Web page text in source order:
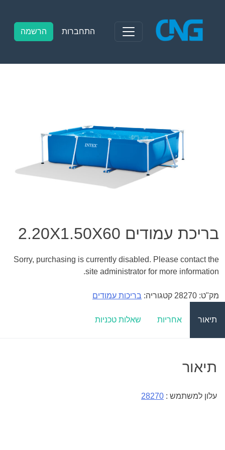
content
התחברות הרשמה
בריכת עמודים 2.20X1.50X60
Sorry, purchasing is currently disabled. Please contact the
site administrator for more information.
מק"ט: 28270 קטגוריה: בריכות עמודים
תיאור אחריות שאלות טכניות
תיאור
עלון למשתמש : 28270